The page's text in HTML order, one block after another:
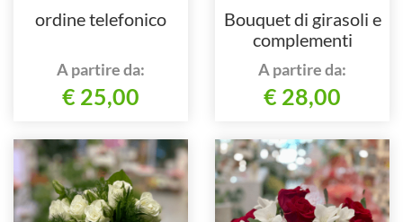
ordine telefonico
A partire da:
€ 25,00
Bouquet di girasoli e
complementi
A partire da:
€ 28,00